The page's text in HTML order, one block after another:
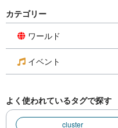
カテゴリー
ワールド
イベント
よく使われているタグで探す
cluster